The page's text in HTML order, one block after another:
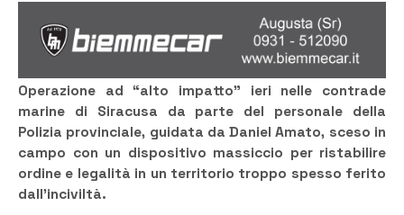
Operazione ad “alto impatto” ieri nelle contrade
marine di Siracusa da parte del personale della
Polizia provinciale, guidata da Daniel Amato, sceso in
campo con un dispositivo massiccio per ristabilire
ordine e legalità in un territorio troppo spesso ferito
dall’inciviltà.